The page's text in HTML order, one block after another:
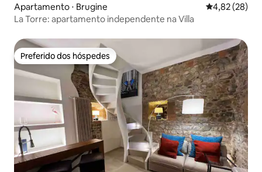
Apartamento ⋅ Brugine 4,82 de uma
4,82 (28)
La Torre: apartamento independente na Villa
Preferido dos hóspedes
Preferido dos hóspedes